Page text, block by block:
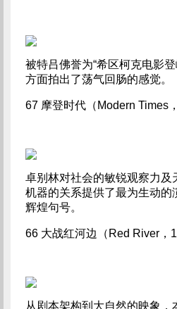
被特吕佛誉为“希区柯克电影
方面拍出了荡气回肠的感觉。
67 摩登时代（Modern Times
卓别林对社会的敏锐观察力及
机器的关系提供了最为生动的
辉煌句号。
66 大战红河边（Red River，
从剧本架构到大自然的映象，